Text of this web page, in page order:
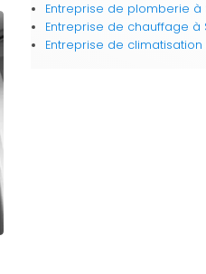
Entreprise de plomberie à
Entreprise de chauffage à
Entreprise de climatisation